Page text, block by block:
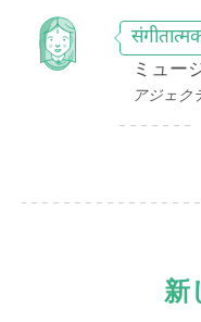
ミュー
アジェク
新